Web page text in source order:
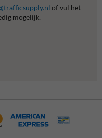
of vul het
mogelijk.